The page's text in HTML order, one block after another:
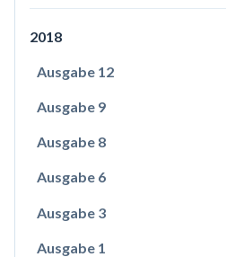
2018
Ausgabe 12
Ausgabe 9
Ausgabe 8
Ausgabe 6
Ausgabe 3
Ausgabe 1